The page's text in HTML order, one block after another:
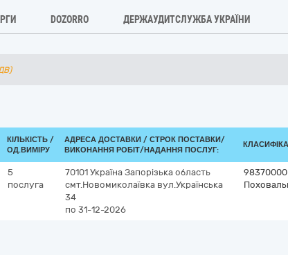
DOZORRO ДЕРЖАУДИТСЛУЖБА УКРАЇНИ
КІЛЬКІСТЬ /
ОД.ВИМІРУ
АДРЕСА ДОСТАВКИ / СТРОК ПОСТАВКИ/
ВИКОНАННЯ РОБІТ/НАДАННЯ ПОСЛУГ:
5
послуга
70101 Україна Запорізька область
смт.Новомиколаївка вул.Українська
34
по 31-12-2026